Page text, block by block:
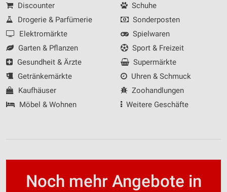
Discounter
Drogerie & Parfümerie
Elektromärkte
Garten & Pflanzen
Gesundheit & Ärzte
Getränkemärkte
Kaufhäuser
Möbel & Wohnen
Schuhe
Sonderposten
Spielwaren
Sport & Freizeit
Supermärkte
Uhren & Schmuck
Zoohandlungen
Weitere Geschäfte
Noch mehr Angebote in